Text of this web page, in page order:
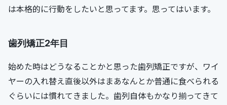
は本格的に行動をしたいと思ってます。思ってはいます。
歯列矯正2年目
始めた時はどうなることかと思った歯列矯正ですが、ワイ
ヤーの入れ替え直後以外はまあなんとか普通に食べられる
ぐらいには慣れてきました。歯列自体もかなり揃ってきて